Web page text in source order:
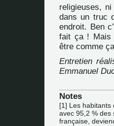
religieuses,
dans un truc
endroit. Ben
fait ça ! Mais
être comme
Entretien
Emmanuel
Notes
[1] Les habitants
avec 95,2 % des
française,